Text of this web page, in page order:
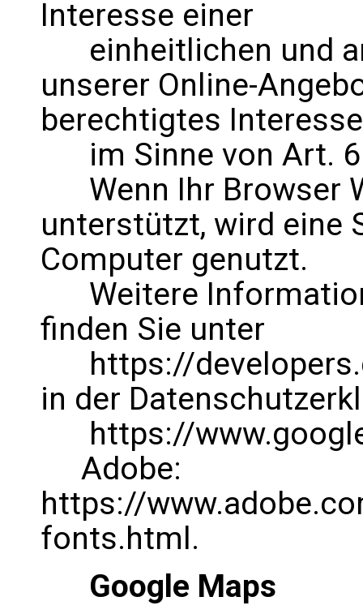
Interesse einer
einheitlichen und
unserer Online-
berechtigtes Interesse
im Sinne von Art. 6
Wenn Ihr Browser
unterstützt, wird eine
Computer genutzt.
Weitere
finden Sie unter
https://
in der
https://
Adobe:
https://
fonts.html.
Google Maps